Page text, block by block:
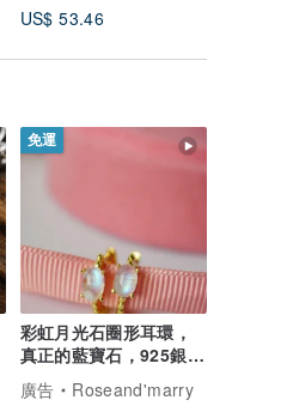
US$ 53.46
免運
彩虹月光石圈形耳環，
真正的藍寶石，925銀，
鍍金。
廣告
Roseand'marry